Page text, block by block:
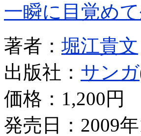
一瞬に目覚め
著者： 堀江貴文
出版社： サンガ
価格： 1,200円
発売日：2009年